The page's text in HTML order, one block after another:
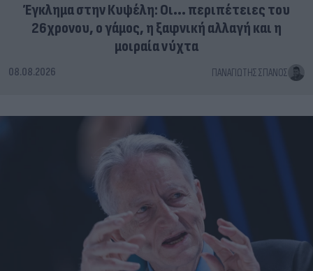
Έγκλημα στην Κυψέλη: Οι... περιπέτειες του
26χρονου, ο γάμος, η ξαφνική αλλαγή και η
μοιραία νύχτα
08.08.2026 ΠΑΝΑΓΙΏΤΗΣ ΣΠΑΝΌΣ